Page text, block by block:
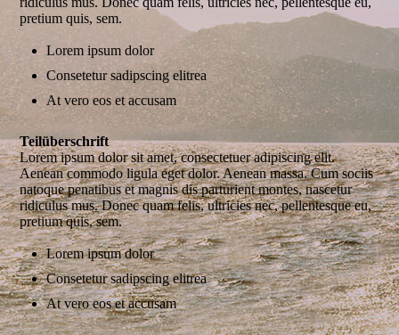
pretium quis, sem.
Lorem ipsum dolor
Consetetur sadipscing elitrea
At vero eos et accusam
Teilüberschrift
Lorem ipsum dolor sit amet, consectetuer adipiscing elit.
Aenean commodo ligula eget dolor. Aenean massa. Cum sociis
natoque penatibus et magnis dis parturient montes, nascetur
ridiculus mus. Donec quam felis, ultricies nec, pellentesque eu,
pretium quis, sem.
Lorem ipsum dolor
Consetetur sadipscing elitrea
At vero eos et accusam